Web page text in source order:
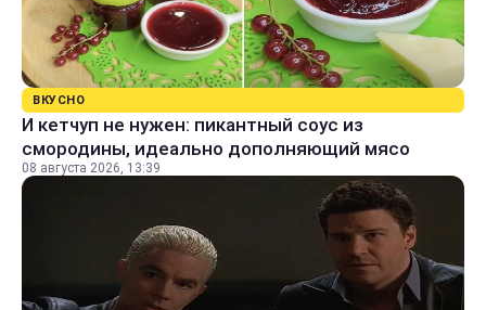
ВКУСНО
И кетчуп не нужен: пикантный соус из
смородины, идеально дополняющий мясо
08 августа 2026, 13:39